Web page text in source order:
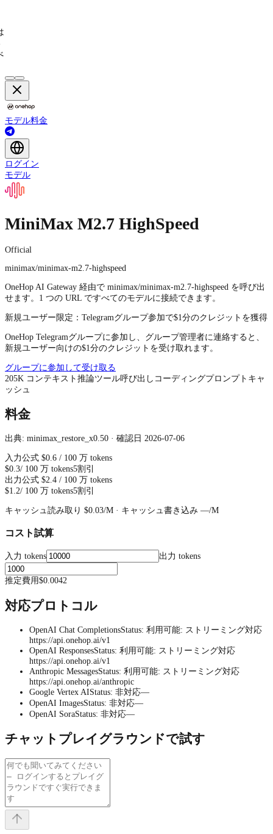
モデル料金
ログイン
モデル
MiniMax M2.7 HighSpeed
Official
minimax/minimax-m2.7-highspeed
OneHop AI Gateway 経由で minimax/minimax-m2.7-highspeed を呼び出
せます。1 つの URL ですべてのモデルに接続できます。
新規ユーザー限定：Telegramグループ参加で$1分のクレジットを獲得
OneHop Telegramグループに参加し、グループ管理者に連絡すると、
新規ユーザー向けの$1分のクレジットを受け取れます。
グループに参加して受け取る
205K コンテキスト 推論ツール呼び出し コーディングプロンプトキャ
ッシュ
料金
出典: minimax_restore_x0.50 · 確認日 2026-07-06
入力公式 $0.6 / 100 万 tokens
$0.3/ 100 万 tokens5割引
出力公式 $2.4 / 100 万 tokens
$1.2/ 100 万 tokens5割引
キャッシュ読み取り $0.03/M · キャッシュ書き込み —/M
コスト試算
入力 tokens 出力 tokens
推定費用$0.0042
対応プロトコル
OpenAI Chat CompletionsStatus: 利用可能: ストリーミング対応
https://api.onehop.ai/v1
OpenAI ResponsesStatus: 利用可能: ストリーミング対応
https://api.onehop.ai/v1
Anthropic MessagesStatus: 利用可能: ストリーミング対応
https://api.onehop.ai/anthropic
Google Vertex AIStatus: 非対応—
OpenAI ImagesStatus: 非対応—
OpenAI SoraStatus: 非対応—
チャットプレイグラウンドで試す